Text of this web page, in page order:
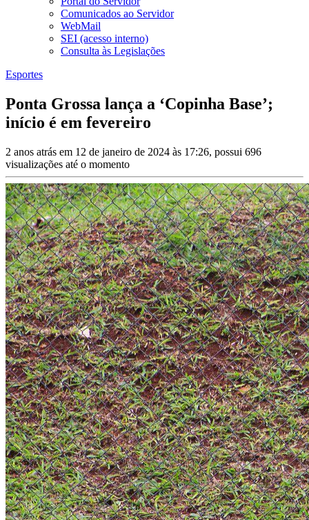
Comunicados ao Servidor
WebMail
SEI (acesso interno)
Consulta às Legislações
Esportes
Ponta Grossa lança a ‘Copinha Base’;
início é em fevereiro
2 anos atrás em 12 de janeiro de 2024 às 17:26, possui 696
visualizações até o momento